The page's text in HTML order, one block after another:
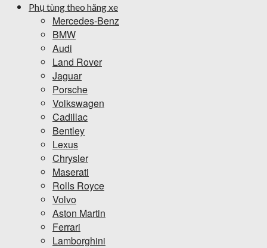
Phụ tùng theo hãng xe
Mercedes-Benz
BMW
Audi
Land Rover
Jaguar
Porsche
Volkswagen
Cadillac
Bentley
Lexus
Chrysler
Maserati
Rolls Royce
Volvo
Aston Martin
Ferrari
Lamborghini